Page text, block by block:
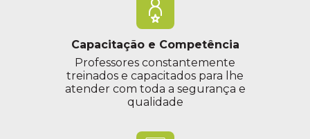
Capacitação e Competência
Professores constantemente
treinados e capacitados para lhe
atender com toda a segurança e
qualidade